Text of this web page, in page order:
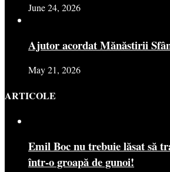
June 24, 2026
Ajutor acordat Mănăstirii
May 21, 2026
ARTICOLE
Emil Boc nu trebuie lăsat să
într-o groapă de gunoi!